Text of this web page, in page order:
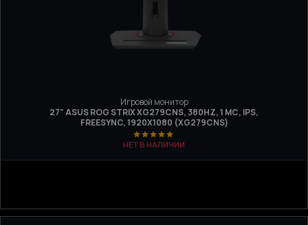
Игровой монитор
27" ASUS ROG STRIX XG279CNS, 380HZ, 1 МС, IPS,
FREESYNC, 1920Х1080 (XG279CNS)
НЕТ В НАЛИЧИИ